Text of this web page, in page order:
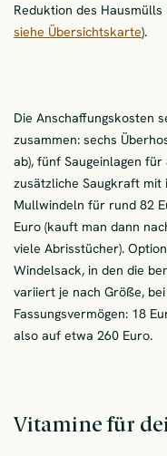
Reduktion des
siehe Übersichtskarte).
Die Anschaffungskosten
zusammen: sechs
ab), fünf Saugeinlagen
zusätzliche Saugkraft mit
Mullwindeln für rund 82
Euro (kauft man dann
viele Abrisstücher).
Windelsack, in den die
variiert je nach Größe,
Fassungsvermögen: 18
also auf etwa 260 Euro.
Vitamine für